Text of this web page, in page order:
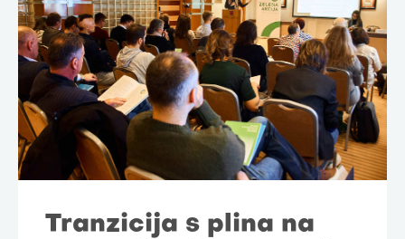
Tranzicija s plina na